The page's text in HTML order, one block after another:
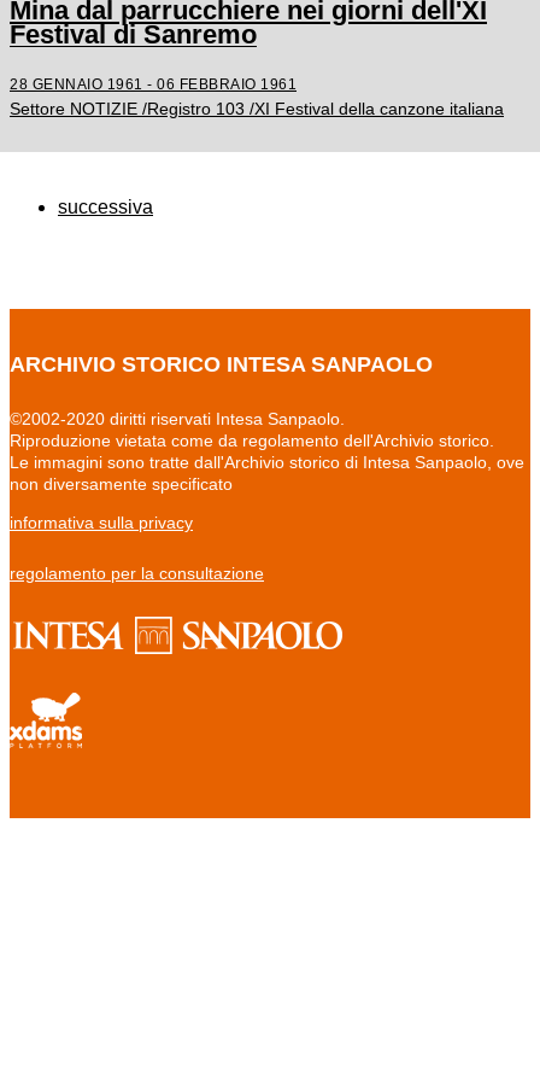
Mina dal parrucchiere nei giorni dell'XI
Festival di Sanremo
28 GENNAIO 1961 - 06 FEBBRAIO 1961
Settore NOTIZIE /Registro 103 /XI Festival della canzone italiana
successiva
ARCHIVIO STORICO INTESA SANPAOLO
©2002-2020 diritti riservati Intesa Sanpaolo.
Riproduzione vietata come da regolamento dell'Archivio storico.
Le immagini sono tratte dall'Archivio storico di Intesa Sanpaolo, ove
non diversamente specificato
informativa sulla privacy
regolamento per la consultazione